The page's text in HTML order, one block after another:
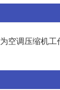
空调压缩机